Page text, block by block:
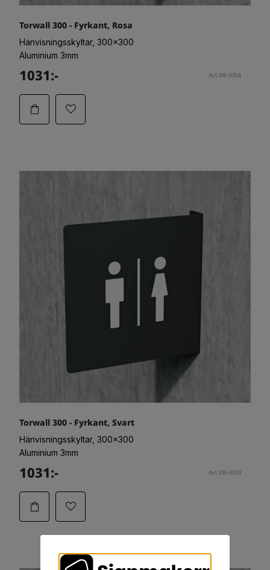
Torwall 300 - Fyrkant, Rosa
Hänvisningsskyltar, 300x300
Aluminium 3mm
1031:- Art.09-0314
Torwall 300 - Fyrkant, Svart
Hänvisningsskyltar, 300x300
Aluminium 3mm
1031:- Art.09-0310